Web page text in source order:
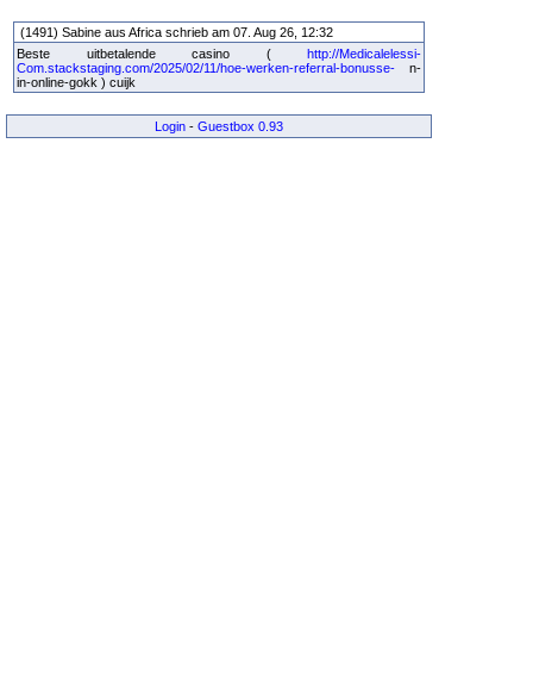
(1491) Sabine aus Africa schrieb am 07. Aug 26, 12:32
Beste uitbetalende casino ( http://Medicalelessi-
Com.stackstaging.com/2025/02/11/hoe-werken-referral-bonusse- n-
in-online-gokk ) cuijk
Login - Guestbox 0.93